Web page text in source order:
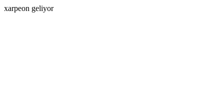
xarpeon geliyor